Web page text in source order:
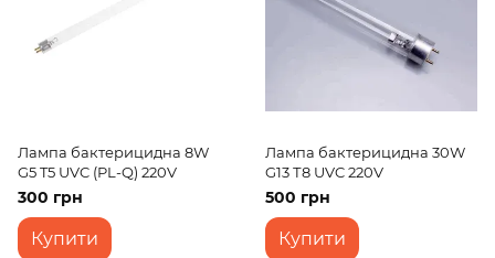
Лампа бактерицидна 8W
G5 T5 UVC (PL-Q) 220V
300 грн
Купити
Лампа бактерицидна 30W
G13 Т8 UVC 220V
500 грн
Купити